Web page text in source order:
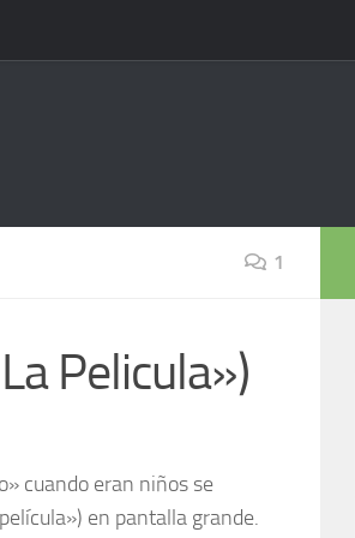
1
Pelicula»)
cuando eran niños se
en pantalla grande.